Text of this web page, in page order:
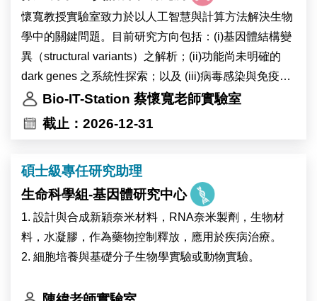
懷寬教授實驗室致力於以人工智慧與計算方法解決生物
學中的關鍵問題。目前研究方向包括：(i)基因體結構變
異（structural variants）之解析；(ii)功能尚未明確的
dark genes 之系統性探索；以及 (iii)病毒感染與免疫反
應之機制研究。本實驗室強調跨領域整合與方法創新，
結合多體學（multi-omics）資料與機器學習技術，針對
景，並對探索生命機制與資料驅動科學有興趣者加入。
【工作內容】
• 進行生物資訊分析，包括大規模生物資料（如基因
體、單細胞或多體學資料）的處理、分析與詮釋開發與
• 建立與維護可重現的分析 pipeline
Bio-IT-Station 蔡懷寬老師實驗室
截止：2026-12-31
碩士級專任研究助理
生命科學組-基因體研究中心
1. 設計與合成新穎奈米材料，RNA奈米製劑，生物材
料，水凝膠，作為藥物控制釋放，應用於疾病治療。
2. 細胞培養與基礎分子生物學實驗或動物實驗。